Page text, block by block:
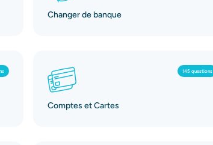
Changer de banque
145 questions
Comptes et Cartes